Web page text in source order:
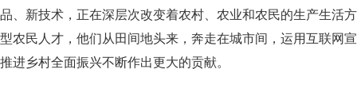
品、新技术，正在深层次改变着农村、农业和农民的生产生活
型农民人才，他们从田间地头来，奔走在城市间，运用互联网
推进乡村全面振兴不断作出更大的贡献。